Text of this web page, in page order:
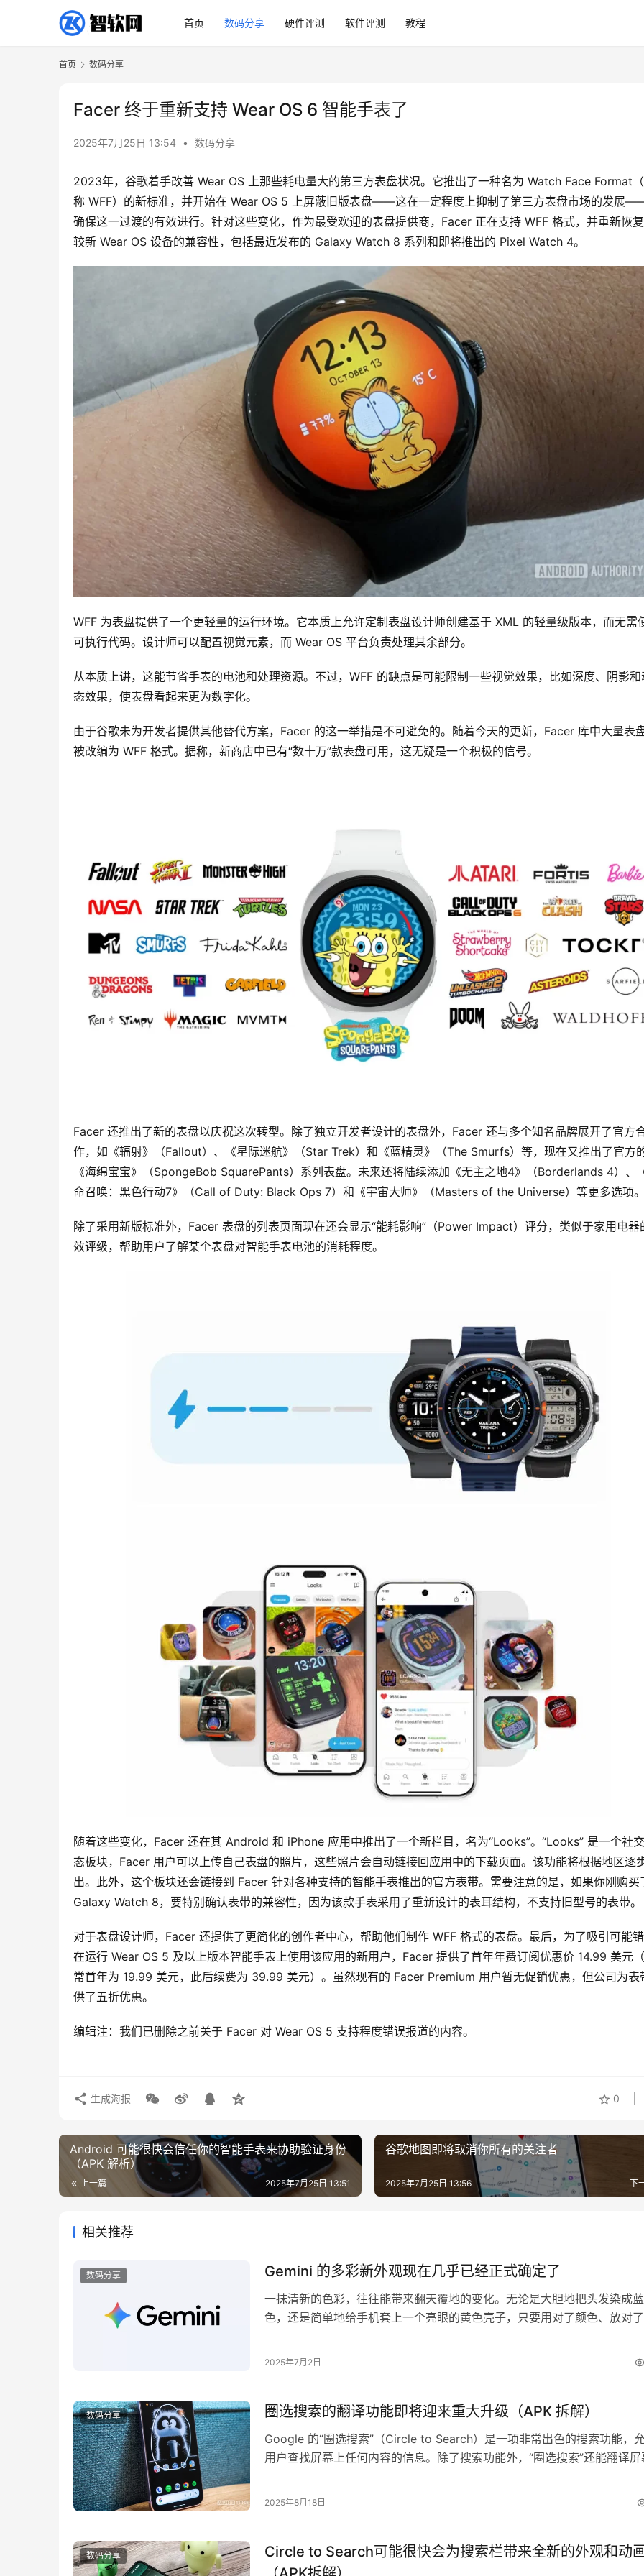
首页 数码分享 硬件评测 软件评测 教程
首页 数码分享
Facer 终于重新支持 Wear OS 6 智能手表了
2025年7月25日 13:54 • 数码分享
2023年，谷歌着手改善 Wear OS 上那些耗电量大的第三方表盘状况。它推出了一种名为 Watch Face Format
称 WFF）的新标准，并开始在 Wear OS 5 上屏蔽旧版表盘——这在一定程度上抑制了第三方表盘市场的发展
确保这一过渡的有效进行。针对这些变化，作为最受欢迎的表盘提供商，Facer 正在支持 WFF 格式，并重新恢
较新 Wear OS 设备的兼容性，包括最近发布的 Galaxy Watch 8 系列和即将推出的 Pixel Watch 4。
WFF 为表盘提供了一个更轻量的运行环境。它本质上允许定制表盘设计师创建基于 XML 的轻量级版本，而无需
可执行代码。设计师可以配置视觉元素，而 Wear OS 平台负责处理其余部分。
从本质上讲，这能节省手表的电池和处理资源。不过，WFF 的缺点是可能限制一些视觉效果，比如深度、阴影和
态效果，使表盘看起来更为数字化。
由于谷歌未为开发者提供其他替代方案，Facer 的这一举措是不可避免的。随着今天的更新，Facer 库中大量表
被改编为 WFF 格式。据称，新商店中已有“数十万”款表盘可用，这无疑是一个积极的信号。
Facer 还推出了新的表盘以庆祝这次转型。除了独立开发者设计的表盘外，Facer 还与多个知名品牌展开了官方
作，如《辐射》（Fallout）、《星际迷航》（Star Trek）和《蓝精灵》（The Smurfs）等，现在又推出了官方
《海绵宝宝》（SpongeBob SquarePants）系列表盘。未来还将陆续添加《无主之地4》（Borderlands 4）、
命召唤：黑色行动7》（Call of Duty: Black Ops 7）和《宇宙大师》（Masters of the Universe）等更多选项
除了采用新版标准外，Facer 表盘的列表页面现在还会显示“能耗影响”（Power Impact）评分，类似于家用电器
效评级，帮助用户了解某个表盘对智能手表电池的消耗程度。
随着这些变化，Facer 还在其 Android 和 iPhone 应用中推出了一个新栏目，名为“Looks”。“Looks” 是一个社
态板块，Facer 用户可以上传自己表盘的照片，这些照片会自动链接回应用中的下载页面。该功能将根据地区逐
出。此外，这个板块还会链接到 Facer 针对各种支持的智能手表推出的官方表带。需要注意的是，如果你刚购买
Galaxy Watch 8，要特别确认表带的兼容性，因为该款手表采用了重新设计的表耳结构，不支持旧型号的表带。
对于表盘设计师，Facer 还提供了更简化的创作者中心，帮助他们制作 WFF 格式的表盘。最后，为了吸引可能
在运行 Wear OS 5 及以上版本智能手表上使用该应用的新用户，Facer 提供了首年年费订阅优惠价 14.99 美元
常首年为 19.99 美元，此后续费为 39.99 美元）。虽然现有的 Facer Premium 用户暂无促销优惠，但公司为表
供了五折优惠。
编辑注：我们已删除之前关于 Facer 对 Wear OS 5 支持程度错误报道的内容。
0
生成海报
Android 可能很快会信任你的智能手表来协助验证身份
（APK 解析）
上一篇 2025年7月25日 13:51
谷歌地图即将取消你所有的关注者
下
2025年7月25日 13:56
相关推荐
数码分享 Gemini 的多彩新外观现在几乎已经正式确定了
一抹清新的色彩，往往能带来翻天覆地的变化。无论是大胆地把头发染成蓝
色，还是简单地给手机套上一个亮眼的黄色壳子，只要用对了颜色、放对
在几十年前，它就在企业品牌形象中采用了彩虹般的配色。在 2025 年的
2025年7月2日
数码分享 圈选搜索的翻译功能即将迎来重大升级（APK 拆解）
Google 的“圈选搜索”（Circle to Search）是一项非常出色的搜索功能，
用户查找屏幕上任何内容的信息。除了搜索功能外，“圈选搜索”还能翻译屏
译。 我们最近了解到，Google 正在“圈选搜索”中测试一项名为“实时翻译”
2025年8月18日
数码分享
Circle to Search可能很快会为搜索栏带来全新的外观和动